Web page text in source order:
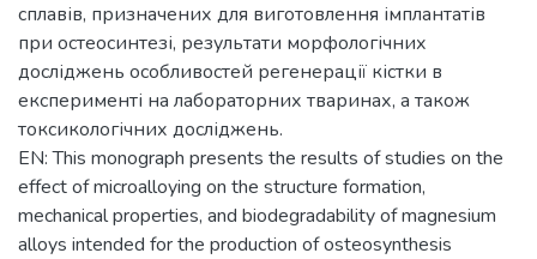
сплавів, призначених для виготовлення імплантатів
при остеосинтезі, результати морфологічних
досліджень особливостей регенерації кістки в
експерименті на лабораторних тваринах, а також
токсикологічних досліджень.
EN: This monograph presents the results of studies on the
effect of microalloying on the structure formation,
mechanical properties, and biodegradability of magnesium
alloys intended for the production of osteosynthesis